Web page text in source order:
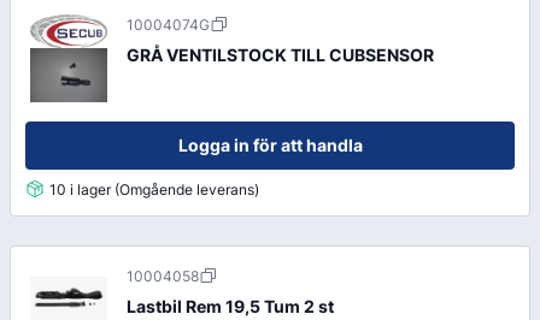
10004074G
GRÅ VENTILSTOCK TILL CUBSENSOR
Logga in för att handla
10 i lager (Omgående leverans)
10004058
Lastbil Rem 19,5 Tum 2 st